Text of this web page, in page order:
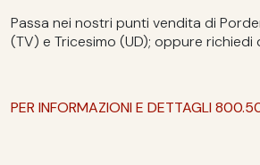
Passa nei nostri punti vendita di
(TV) e Tricesimo (UD); oppure richiedi
PER INFORMAZIONI E DETTAGLI